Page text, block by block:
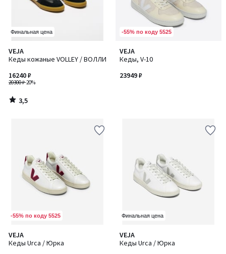
Финальная цена
VEJA
Кеды кожаные VOLLEY / ВОЛЛИ
20300 ₽-20%
16240 ₽
3,5
/ 5
3,5
/
-55% по коду 5525
VEJA
Кеды, V-10
23949 ₽
-55% по коду 5525
VEJA
Кеды Urca / Юрка
Финальная цена
VEJA
Кеды Urca / Юрка